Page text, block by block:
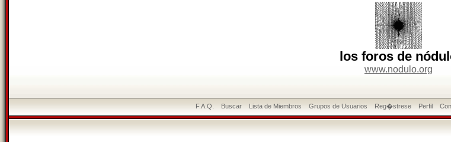
los foros de
www.nodulo.org
F.A.Q. Buscar Lista de Miembros Grupos de Usuarios Reg�strese Perfil